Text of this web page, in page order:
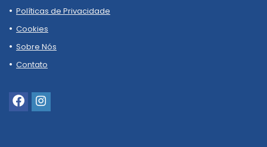
Políticas de Privacidade
Cookies
Sobre Nós
Contato